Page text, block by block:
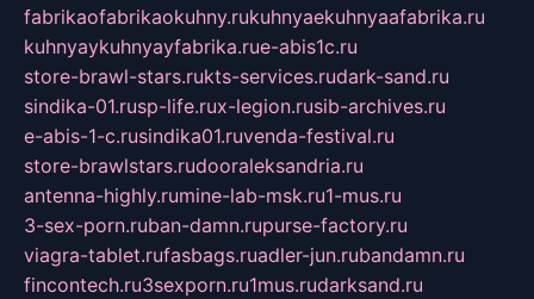
fabrikaofabrikaokuhny.rukuhnyaekuhnyaafabrika.ru
kuhnyaykuhnyayfabrika.rue-abis1c.ru
store-brawl-stars.rukts-services.rudark-sand.ru
sindika-01.rusp-life.rux-legion.rusib-archives.ru
e-abis-1-c.rusindika01.ruvenda-festival.ru
store-brawlstars.rudooraleksandria.ru
antenna-highly.rumine-lab-msk.ru1-mus.ru
3-sex-porn.ruban-damn.rupurse-factory.ru
viagra-tablet.rufasbags.ruadler-jun.rubandamn.ru
fincontech.ru3sexporn.ru1mus.rudarksand.ru